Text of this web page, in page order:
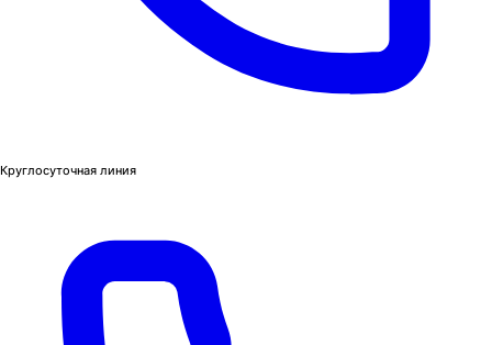
Круглосуточная линия